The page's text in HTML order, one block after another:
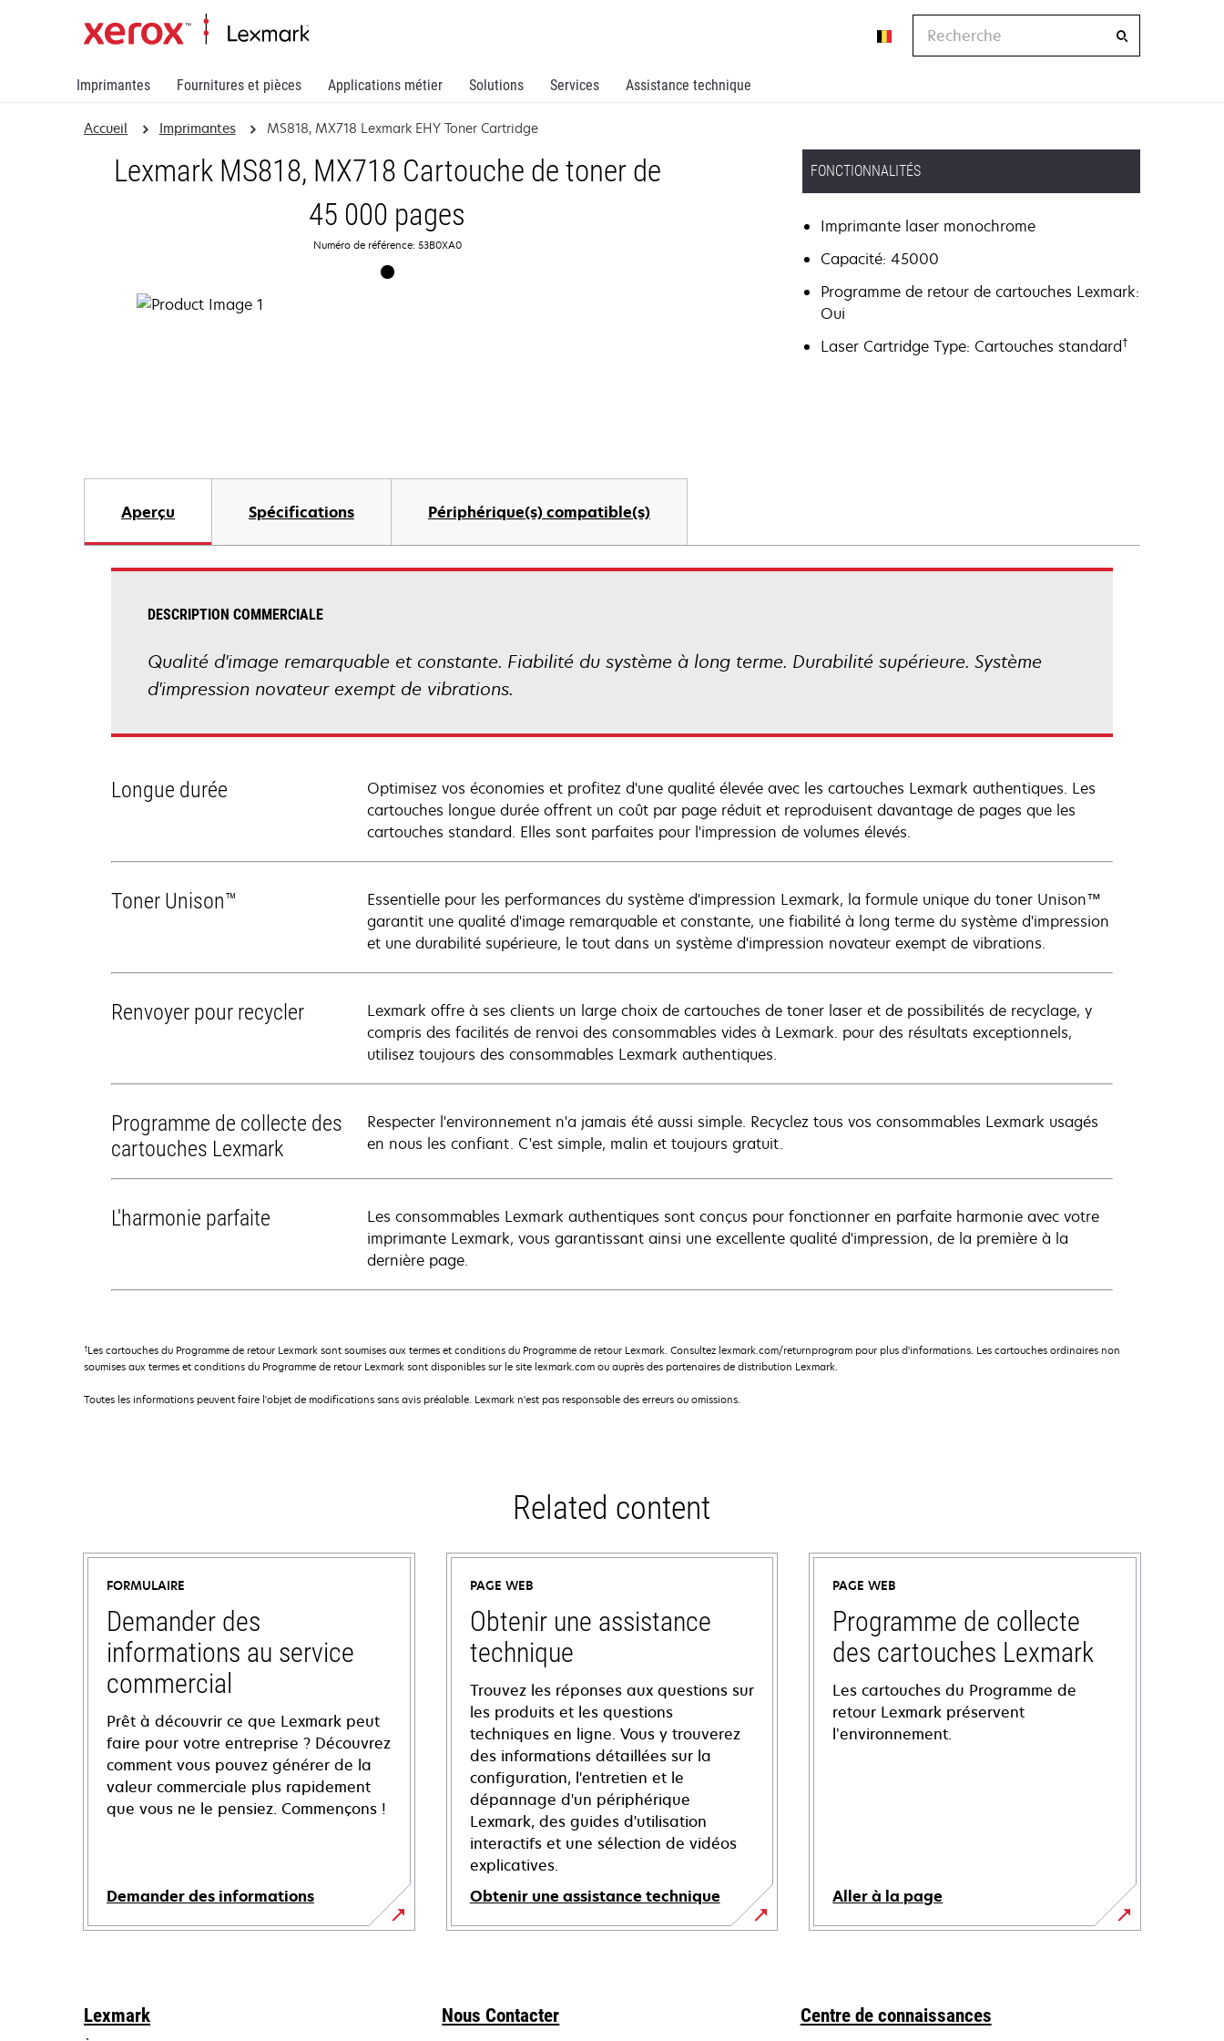
Imprimantes Fournitures et pièces Applications métier Solutions Services Assistance technique
Recherche
Accueil Imprimantes MS818, MX718 Lexmark EHY Toner Cartridge
Lexmark MS818, MX718 Cartouche de toner de
45 000 pages
Numéro de référence: 53B0XA0
FONCTIONNALITÉS
Imprimante laser monochrome
Capacité: 45000
Programme de retour de cartouches Lexmark:
Oui
Laser Cartridge Type: Cartouches standard†
Aperçu Spécifications Périphérique(s) compatible(s)
DESCRIPTION COMMERCIALE
Qualité d'image remarquable et constante. Fiabilité du système à long terme. Durabilité supérieure. Système
d'impression novateur exempt de vibrations.
Longue durée
Optimisez vos économies et profitez d'une qualité élevée avec les cartouches Lexmark authentiques. Les
cartouches longue durée offrent un coût par page réduit et reproduisent davantage de pages que les
cartouches standard. Elles sont parfaites pour l'impression de volumes élevés.
Toner Unison™
Essentielle pour les performances du système d'impression Lexmark, la formule unique du toner Unison™
garantit une qualité d'image remarquable et constante, une fiabilité à long terme du système d'impression
et une durabilité supérieure, le tout dans un système d'impression novateur exempt de vibrations.
Renvoyer pour recycler
Lexmark offre à ses clients un large choix de cartouches de toner laser et de possibilités de recyclage, y
compris des facilités de renvoi des consommables vides à Lexmark. pour des résultats exceptionnels,
utilisez toujours des consommables Lexmark authentiques.
Programme de collecte des
cartouches Lexmark
Respecter l'environnement n'a jamais été aussi simple. Recyclez tous vos consommables Lexmark usagés
en nous les confiant. C'est simple, malin et toujours gratuit.
L'harmonie parfaite
Les consommables Lexmark authentiques sont conçus pour fonctionner en parfaite harmonie avec votre
imprimante Lexmark, vous garantissant ainsi une excellente qualité d'impression, de la première à la
dernière page.
†Les cartouches du Programme de retour Lexmark sont soumises aux termes et conditions du Programme de retour Lexmark. Consultez lexmark.com/returnprogram pour plus d'informations. Les cartouches ordinaires non
soumises aux termes et conditions du Programme de retour Lexmark sont disponibles sur le site lexmark.com ou auprès des partenaires de distribution Lexmark.
Toutes les informations peuvent faire l'objet de modifications sans avis préalable. Lexmark n'est pas responsable des erreurs ou omissions.
Related content
FORMULAIRE
Demander des
informations au service
commercial
Prêt à découvrir ce que Lexmark peut
faire pour votre entreprise ? Découvrez
comment vous pouvez générer de la
valeur commerciale plus rapidement
que vous ne le pensiez. Commençons !
Demander des informations
PAGE WEB
Obtenir une assistance
technique
Trouvez les réponses aux questions sur
les produits et les questions
techniques en ligne. Vous y trouverez
des informations détaillées sur la
configuration, l'entretien et le
dépannage d'un périphérique
Lexmark, des guides d'utilisation
interactifs et une sélection de vidéos
explicatives.
Obtenir une assistance technique
s’ouvre
onglet
PAGE WEB
Programme de collecte
des cartouches Lexmark
Les cartouches du Programme de
retour Lexmark préservent
l’environnement.
Aller à la page
Lexmark Nous Contacter Centre de connaissances